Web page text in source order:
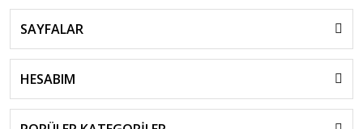
SAYFALAR
HESABIM